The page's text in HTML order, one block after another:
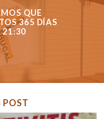
QUE
365 DÍAS
21:30
POST